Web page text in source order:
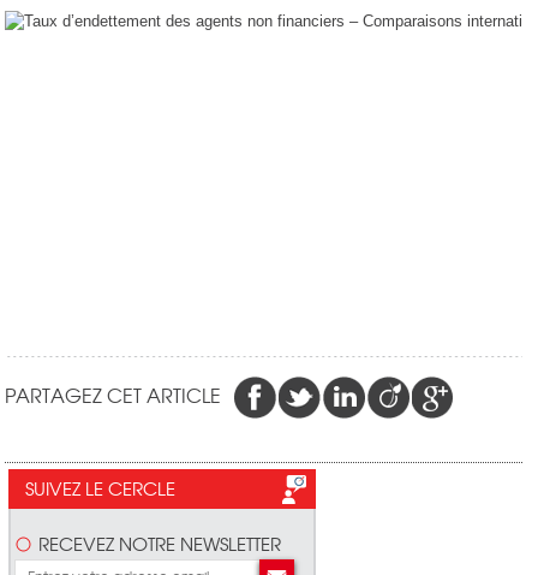
PARTAGEZ CET ARTICLE
SUIVEZ LE CERCLE
RECEVEZ NOTRE NEWSLETTER